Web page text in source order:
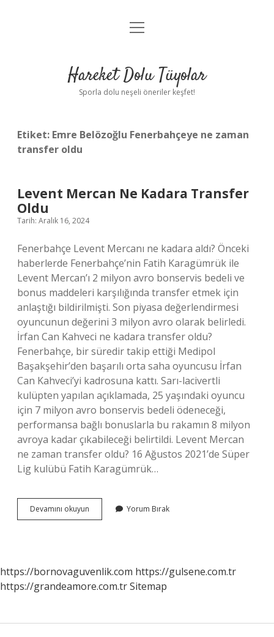
Anasayfa
Yasal Uyarı
menüyü
Hareket Dolu Tüyolar
Sporla dolu neşeli öneriler keşfet!
Etiket: Emre Belözoğlu Fenerbahçeye ne zaman
transfer oldu
Levent Mercan Ne Kadara Transfer
Oldu
Tarih: Aralık 16, 2024
Fenerbahçe Levent Mercanı ne kadara aldı? Önceki
haberlerde Fenerbahçe’nin Fatih Karagümrük ile
Levent Mercan’ı 2 milyon avro bonservis bedeli ve
bonus maddeleri karşılığında transfer etmek için
anlaştığı bildirilmişti. Son piyasa değerlendirmesi
oyuncunun değerini 3 milyon avro olarak belirledi.
İrfan Can Kahveci ne kadara transfer oldu?
Fenerbahçe, bir süredir takip ettiği Medipol
Başakşehir’den başarılı orta saha oyuncusu İrfan
Can Kahveci’yi kadrosuna kattı. Sarı-lacivertli
kulüpten yapılan açıklamada, 25 yaşındaki oyuncu
için 7 milyon avro bonservis bedeli ödeneceği,
performansa bağlı bonuslarla bu rakamın 8 milyon
avroya kadar çıkabileceği belirtildi. Levent Mercan
ne zaman transfer oldu? 16 Ağustos 2021’de Süper
Lig kulübü Fatih Karagümrük…
Devamını okuyun
Mercan
Yorum Bırak
https://bornovaguvenlik.com https://gulsene.com.tr
https://grandeamore.com.trSitemap